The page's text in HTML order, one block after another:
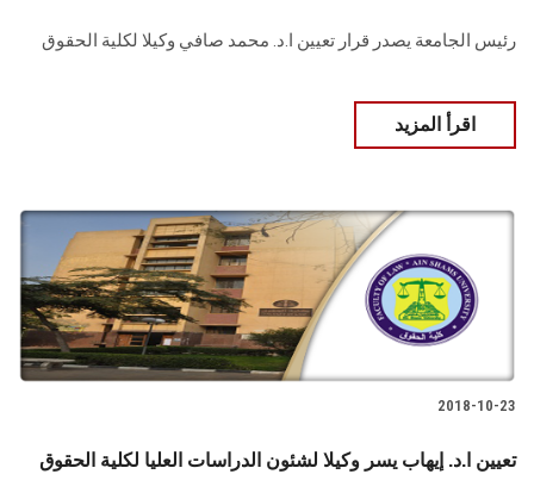
رئيس الجامعة يصدر قرار تعيين ا.د. محمد صافي وكيلا لكلية الحقوق
اقرأ المزيد
2018-10-23
تعيين ا.د. إيهاب يسر وكيلا لشئون الدراسات العليا لكلية الحقوق